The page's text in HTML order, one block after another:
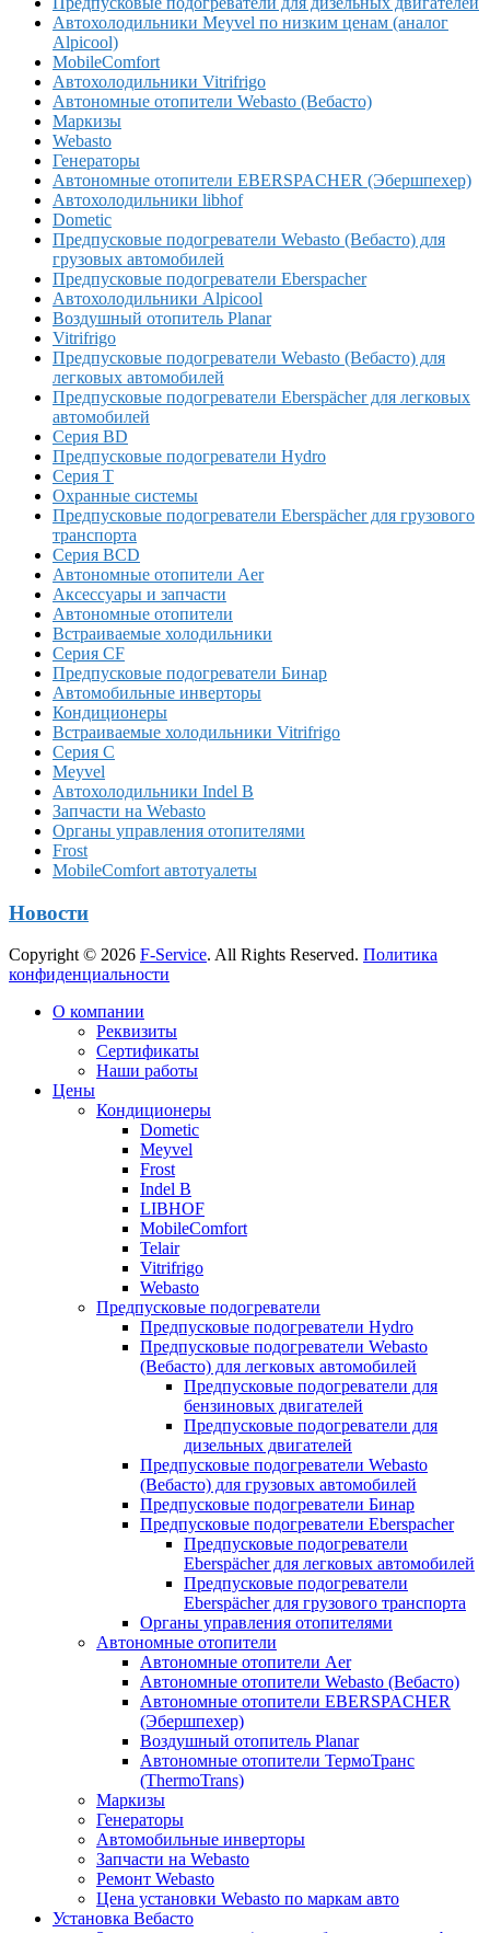
Автохолодильники Meyvel по низким ценам (аналог
Alpicool)
MobileComfort
Автохолодильники Vitrifrigo
Автономные отопители Webasto (Вебасто)
Маркизы
Webasto
Генераторы
Автономные отопители EBERSPACHER (Эбершпехер)
Автохолодильники libhof
Dometic
Предпусковые подогреватели Webasto (Вебасто) для
грузовых автомобилей
Предпусковые подогреватели Eberspacher
Автохолодильники Alpicool
Воздушный отопитель Planar
Vitrifrigo
Предпусковые подогреватели Webasto (Вебасто) для
легковых автомобилей
Предпусковые подогреватели Eberspächer для легковых
автомобилей
Серия BD
Предпусковые подогреватели Hydro
Серия T
Охранные системы
Предпусковые подогреватели Eberspächer для грузового
транспорта
Серия BCD
Автономные отопители Аer
Аксессуары и запчасти
Автономные отопители
Встраиваемые холодильники
Серия CF
Предпусковые подогреватели Бинар
Автомобильные инверторы
Кондиционеры
Встраиваемые холодильники Vitrifrigo
Серия C
Meyvel
Автохолодильники Indel B
Запчасти на Webasto
Органы управления отопителями
Frost
MobileComfort автотуалеты
Новости
Copyright © 2026 F-Service. All Rights Reserved. Политика
конфиденциальности
вверх
О компании
Реквизиты
Сертификаты
Наши работы
Цены
Кондиционеры
Dometic
Meyvel
Frost
Indel B
LIBHOF
MobileComfort
Telair
Vitrifrigo
Webasto
Предпусковые подогреватели
Предпусковые подогреватели Hydro
Предпусковые подогреватели Webasto
(Вебасто) для легковых автомобилей
Предпусковые подогреватели для
бензиновых двигателей
Предпусковые подогреватели для
дизельных двигателей
Предпусковые подогреватели Webasto
(Вебасто) для грузовых автомобилей
Предпусковые подогреватели Бинар
Предпусковые подогреватели Eberspacher
Предпусковые подогреватели
Eberspächer для легковых автомобилей
Предпусковые подогреватели
Eberspächer для грузового транспорта
Органы управления отопителями
Автономные отопители
Автономные отопители Аer
Автономные отопители Webasto (Вебасто)
Автономные отопители EBERSPACHER
(Эбершпехер)
Воздушный отопитель Planar
Автономные отопители ТермоТранс
(ThermoTrans)
Маркизы
Генераторы
Автомобильные инверторы
Запчасти на Webasto
Ремонт Webasto
Цена установки Webasto по маркам авто
Установка Вебасто